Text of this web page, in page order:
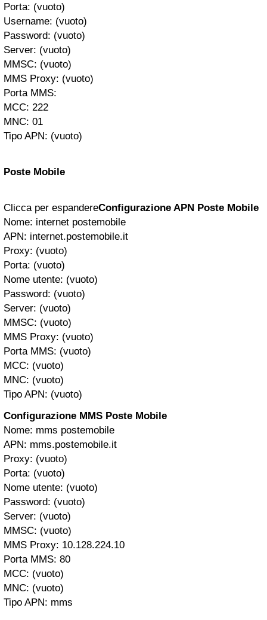
Porta: (vuoto)
Username: (vuoto)
Password: (vuoto)
Server: (vuoto)
MMSC: (vuoto)
MMS Proxy: (vuoto)
Porta MMS:
MCC: 222
MNC: 01
Tipo APN: (vuoto)
Poste Mobile
Clicca per espandereConfigurazione APN Poste Mobile
Nome: internet postemobile
APN: internet.postemobile.it
Proxy: (vuoto)
Porta: (vuoto)
Nome utente: (vuoto)
Password: (vuoto)
Server: (vuoto)
MMSC: (vuoto)
MMS Proxy: (vuoto)
Porta MMS: (vuoto)
MCC: (vuoto)
MNC: (vuoto)
Tipo APN: (vuoto)
Configurazione MMS Poste Mobile
Nome: mms postemobile
APN: mms.postemobile.it
Proxy: (vuoto)
Porta: (vuoto)
Nome utente: (vuoto)
Password: (vuoto)
Server: (vuoto)
MMSC: (vuoto)
MMS Proxy: 10.128.224.10
Porta MMS: 80
MCC: (vuoto)
MNC: (vuoto)
Tipo APN: mms